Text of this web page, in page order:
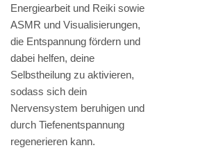
Energiearbeit und Reiki sowie
ASMR und Visualisierungen,
die Entspannung fördern und
dabei helfen, deine
Selbstheilung zu aktivieren,
sodass sich dein
Nervensystem beruhigen und
durch Tiefenentspannung
regenerieren kann.